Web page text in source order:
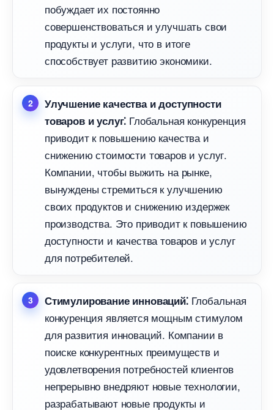
побуждает их постоянно
совершенствоваться и улучшать свои
продукты и услуги, что в итоге
способствует развитию экономики.​
Улучшение качества и доступности
товаров и услуг⁚ Глобальная конкуренция
приводит к повышению качества и
снижению стоимости товаров и услуг.​
Компании, чтобы выжить на рынке,
ынуждены стремиться к улучшению
своих продуктов и снижению издержек
производства.​ Это приводит к повышению
доступности и качества товаров и услу
для потребителей.​
Стимулирование инноваций⁚Глобальная
конкуренция является мощным стимулом
для развития инноваций.​ Компании
поиске конкурентных преимуществ и
удовлетворения потребностей клиенто
непрерывно внедряют новые технологии,
разрабатывают новые продукты и